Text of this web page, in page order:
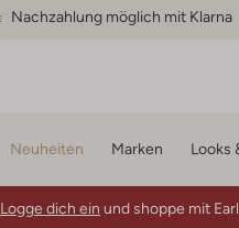
Nachzahlung möglich mit Klarna
Neuheiten Marken Looks
Logge dich ein und shoppe mit